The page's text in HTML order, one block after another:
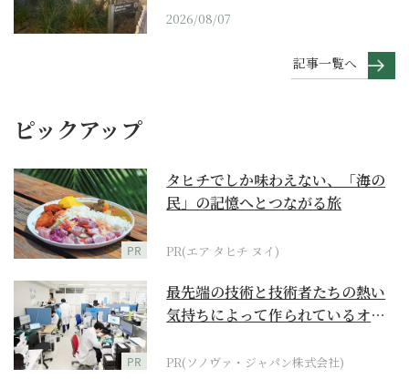
2026/08/07
記事一覧へ
ピックアップ
PR
タヒチでしか味わえない、「海の
民」の記憶へとつながる旅
PR(エア タヒチ ヌイ)
PR
最先端の技術と技術者たちの熱い
気持ちによって作られているオー
PR(ソノヴァ・ジャパン株式会社)